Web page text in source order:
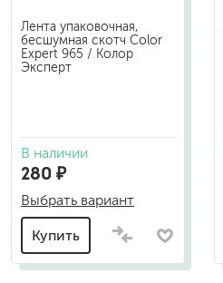
Лента упаковочная,
бесшумная скотч Color
Expert 965 / Колор
Эксперт
В наличии
280 ₽
Выбрать вариант
Купить